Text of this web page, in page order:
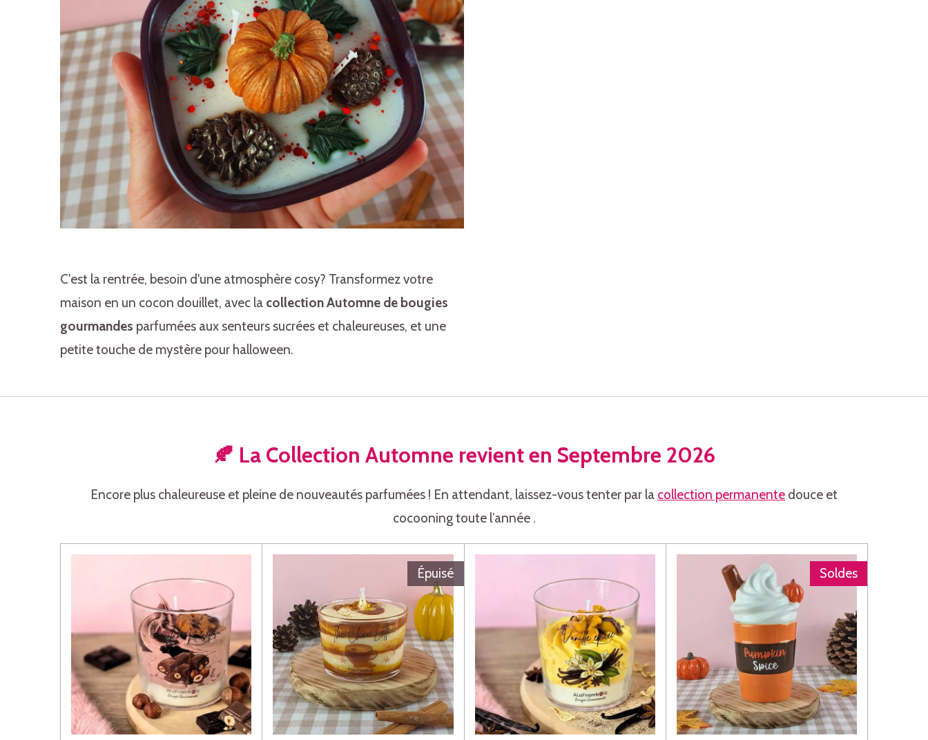
C'est la rentrée, besoin d'une atmosphère cosy? Transformez votre
maison en un cocon douillet, avec la collection Automne de bougies
gourmandes parfumées aux senteurs sucrées et chaleureuses, et une
petite touche de mystère pour halloween.
🍂 La Collection Automne revient en Septembre 2026
Encore plus chaleureuse et pleine de nouveautés parfumées ! En attendant, laissez-vous tenter par la collection permanente douce et
cocooning toute l’année .
Épuisé Soldes